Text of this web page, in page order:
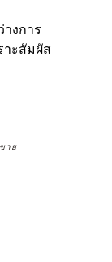
งการ
าะสัมผัส
าย